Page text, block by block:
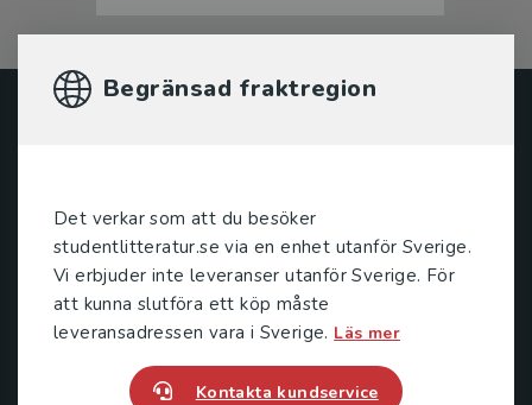
Begränsad fraktregion
Det verkar som att du besöker
studentlitteratur.se via en enhet utanför Sverige.
Vi erbjuder inte leveranser utanför Sverige. För
att kunna slutföra ett köp måste
leveransadressen vara i Sverige. Läs mer
Kontakta kundservice
ledande utbildningsförlag. Med läromedel, kurslitteratur,
facklitteratur, utbildningar och digitala
informationstjänster i utbudet, finns Studentlitteratur med
längs hela kunskapsresan.
Kontakta oss